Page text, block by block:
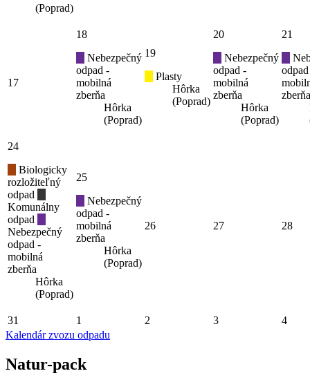
(Poprad)
17
18
Nebezpečný
odpad -
mobilná
zberňa
Hôrka
(Poprad)
19
Plasty
Hôrka
(Poprad)
20
Nebezpečný
odpad -
mobilná
zberňa
Hôrka
(Poprad)
21
zberňa
24
Biologicky
rozložiteľný
odpad
Komunálny
odpad
Nebezpečný
odpad -
mobilná
zberňa
Hôrka
(Poprad)
25
Nebezpečný
odpad -
mobilná
zberňa
Hôrka
(Poprad)
26 27 28
31 1 2 3
4
Kalendár zvozu odpadu
Natur-pack